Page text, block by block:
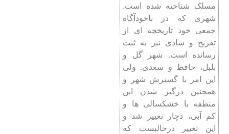
مسلک شناخته شده است.
شهری که در ناخودآگاه
جمعی خود تاریخچه ای از
تفریح و شادی نیز به ثبت
رسانده است. شهر گل و
بلبل، حافظ و سعدی. ولی
این امر با گسترش شهر و
همچنین درگیر شدن این
منطقه با خشکسالی ها و
کم آبی، دچار تغییر شد و
این تغییر درحالیست که